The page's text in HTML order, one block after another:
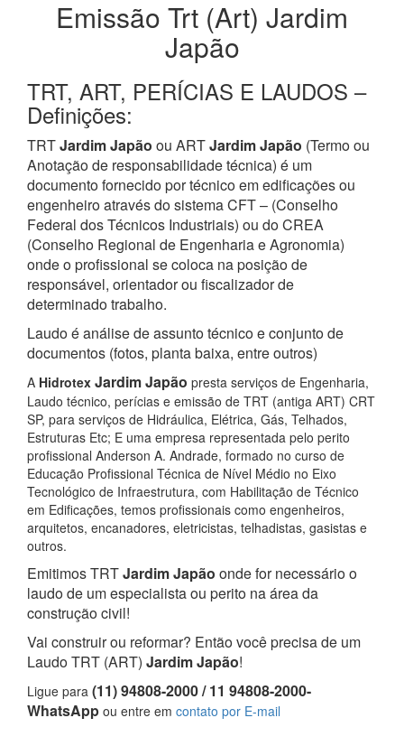
Emissão Trt (Art) Jardim
Japão
TRT, ART, PERÍCIAS E LAUDOS –
Definições:
TRTJardim Japão ou ARTJardim Japão (Termo ou
Anotação de responsabilidade técnica) é um
documento fornecido por técnico em edificações ou
engenheiro através do sistema CFT – (Conselho
Federal dos Técnicos Industriais) ou do CREA
(Conselho Regional de Engenharia e Agronomia)
onde o profissional se coloca na posição de
responsável, orientador ou fiscalizador de
determinado trabalho.
Laudo é análise de assunto técnico e conjunto de
documentos (fotos, planta baixa, entre outros)
A Hidrotex Jardim Japão presta serviços de Engenharia,
Laudo técnico, perícias e emissão de TRT (antiga ART) CRT
SP, para serviços de Hidráulica, Elétrica, Gás, Telhados,
Estruturas Etc; E uma empresa representada pelo perito
profissional Anderson A. Andrade, formado no curso de
Educação Profissional Técnica de Nível Médio no Eixo
Tecnológico de Infraestrutura, com Habilitação de Técnico
em Edificações, temos profissionais como engenheiros,
arquitetos, encanadores, eletricistas, telhadistas, gasistas e
outros.
Emitimos TRTJardim Japão onde for necessário o
laudo de um especialista ou perito na área da
construção civil!
Vai construir ou reformar? Então você precisa de um
Laudo TRT (ART) Jardim Japão!
Ligue para (11) 94808-2000 / 11 94808-2000-
WhatsApp ou entre em contato por E-mail